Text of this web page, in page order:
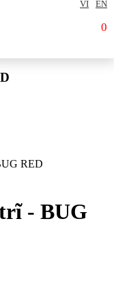
VI EN
0
- BUG